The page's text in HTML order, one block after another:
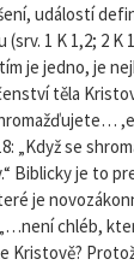
událostí
1 K 1,2; 2 K
je jedno, je
těla
„Když se
Biblicky je to
je
chléb,
Kristově?